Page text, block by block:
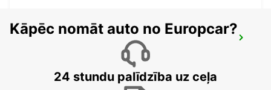
ISTANBUL PENDIK YHT RAILWAY
Kāpēc nomāt auto no Europcar?
24 stundu palīdzība uz ceļa